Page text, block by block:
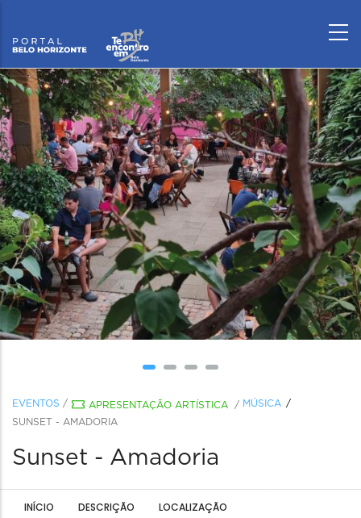
EVENTOS / APRESENTAÇÃO ARTÍSTICA / MÚSICA
SUNSET - AMADORIA
Sunset - Amadoria
INÍCIO DESCRIÇÃO LOCALIZAÇÃO